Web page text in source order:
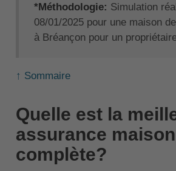
*Méthodologie: Simulation
08/01/2025 pour une maison
à Bréançon pour un
↑ Sommaire
Quelle est la
assurance
complète?